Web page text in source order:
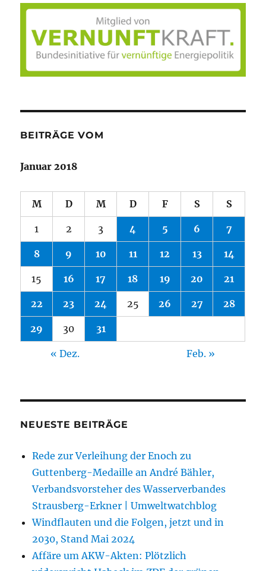
BEITRÄGE VOM
Januar 2018
M D M D F S S
1 2 3 4 5 6 7
8 9 10 11 12 13 14
15 16 17 18 19 20 21
22 23 24 25 26 27 28
29 30 31
« Dez. Feb. »
NEUESTE BEITRÄGE
Rede zur Verleihung der Enoch zu
Guttenberg-Medaille an André Bähler,
Verbandsvorsteher des Wasserverbandes
Strausberg-Erkner | Umweltwatchblog
Windflauten und die Folgen, jetzt und in
2030, Stand Mai 2024
Affäre um AKW-Akten: Plötzlich